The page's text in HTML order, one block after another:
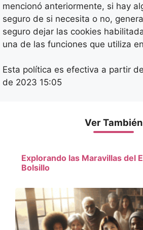
mencionó anteriormente, si hay
seguro de si necesita o no,
seguro dejar las cookies
una de las funciones que utiliza
Esta política es efectiva a partir
de 2023 15:05
Ver También
Explorando las Maravillas del
Bolsillo